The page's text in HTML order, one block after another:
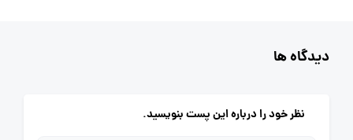
دیدگاه ها
نظر خود را درباره این پست بنویسید.